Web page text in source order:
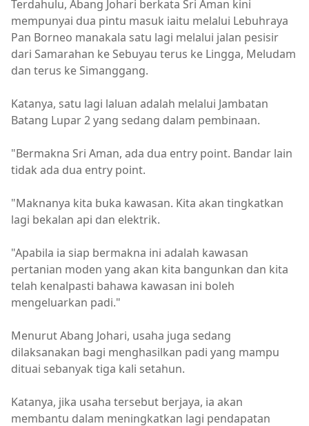
Terdahulu, Abang Johari berkata Sri Aman kini
mempunyai dua pintu masuk iaitu melalui Lebuhraya
Pan Borneo manakala satu lagi melalui jalan pesisir
dari Samarahan ke Sebuyau terus ke Lingga, Meludam
dan terus ke Simanggang.
Katanya, satu lagi laluan adalah melalui Jambatan
Batang Lupar 2 yang sedang dalam pembinaan.
"Bermakna Sri Aman, ada dua entry point. Bandar lain
tidak ada dua entry point.
"Maknanya kita buka kawasan. Kita akan tingkatkan
lagi bekalan api dan elektrik.
"Apabila ia siap bermakna ini adalah kawasan
pertanian moden yang akan kita bangunkan dan kita
telah kenalpasti bahawa kawasan ini boleh
mengeluarkan padi."
Menurut Abang Johari, usaha juga sedang
dilaksanakan bagi menghasilkan padi yang mampu
dituai sebanyak tiga kali setahun.
Katanya, jika usaha tersebut berjaya, ia akan
membantu dalam meningkatkan lagi pendapatan